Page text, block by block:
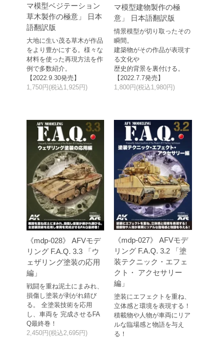
マ模型ベジテーション
草木製作の極意」 日本
語翻訳版
大地に生い茂る草木が作品
をより豊かにする。様々な
材料を使った再現方法を作
例で多数紹介。
【2022.9.30発売】
1,750円(税込1,925円)
マ模型建物製作の極
意」 日本語翻訳版
情景模型が切り取ったその
瞬間。
建築物がその作品が表現す
る文化や
歴史的背景を裏付ける。
【2022.7.7発売】
1,800円(税込1,980円)
《mdp-028》 AFVモデ
リング F.A.Q. 3.3 「ウ
ェザリング塗装の応用
編」
戦闘を重ね泥土にまみれ、
損傷し塗装が剥がれ錆び
る。 全塗装技術を応用
し、車両を 完成させるFA
Q最終巻！
2,450円(税込2,695円)
《mdp-027》 AFVモデ
リング F.A.Q. 3.2 「塗
装テクニック・エフェ
クト・ アクセサリー
編」
塗装にエフェクトを重ね、
立体感と環境を表現する！
積載物や人物が車両にリア
ルな臨場感と物語を与え
る！